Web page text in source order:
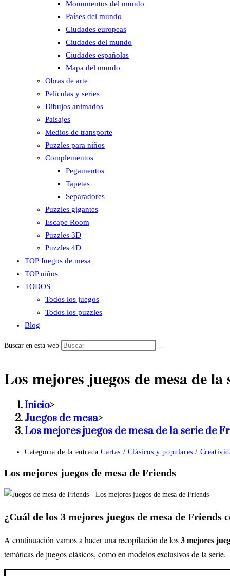
Monumentos del mundo
Países del mundo
Ciudades europeas
Ciudades del mundo
Ciudades españolas
Mapa del mundo
Obras de arte
Películas y series
Dibujos animados
Paisajes
Medios de transporte
Puzzles para niños
Complementos
Pegamentos
Tapetes
Separadores
Puzzles gigantes
Escape Room
Puzzles 3D
Puzzles 4D
TOP Juegos de mesa
TOP niños
TODOS
Todos los juegos
Todos los puzzles
Blog
Buscar en esta web
Los mejores juegos de mesa de
Inicio>
Juegos de mesa>
Los mejores juegos de mesa de la serie de
Categoría de la entrada:Cartas / Clásicos y populares /
Los mejores juegos de mesa de Friends
¿Cuál de los 3 mejores juegos de mesa de Friends
A continuación vamos a hacer una recopilación de los3mejores
temáticas de juegos clásicos, como en modelos exclusivos de la serie.